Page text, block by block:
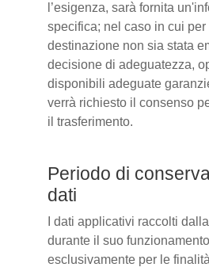
l’esigenza, sarà fornita
specifica; nel caso in cui
destinazione non sia stata
decisione di adeguatezza,
disponibili adeguate
verrà richiesto il consenso
il trasferimento.
Periodo di
dati
I dati applicativi raccolti
durante il suo
esclusivamente per le